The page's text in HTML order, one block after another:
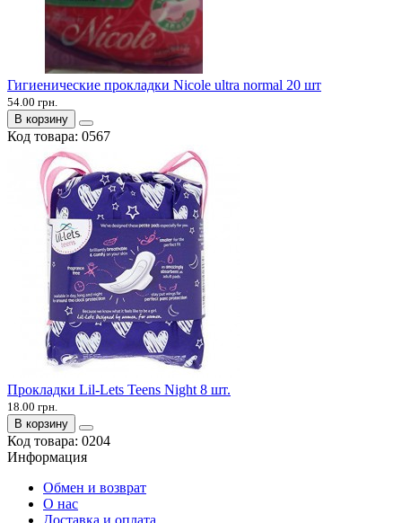
Гигиенические прокладки Nicole ultra normal 20 шт
54.00 грн.
В корзину
Код товара: 0567
Прокладки Lil-Lets Teens Night 8 шт.
18.00 грн.
В корзину
Код товара: 0204
Информация
Обмен и возврат
О нас